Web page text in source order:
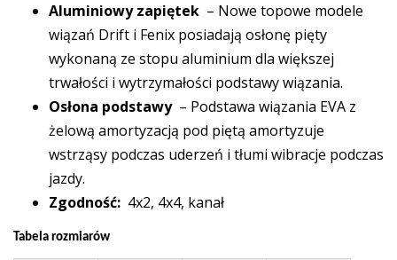
Aluminiowy zapiętek – Nowe topowe modele
wiązań Drift i Fenix posiadają osłonę pięty
wykonaną ze stopu aluminium dla większej
trwałości i wytrzymałości podstawy wiązania.
Osłona podstawy– Podstawa wiązania EVA z
żelową amortyzacją pod piętą amortyzuje
wstrząsy podczas uderzeń i tłumi wibracje podczas
jazdy.
Zgodność: 4x2, 4x4, kanał
Tabela rozmiarów